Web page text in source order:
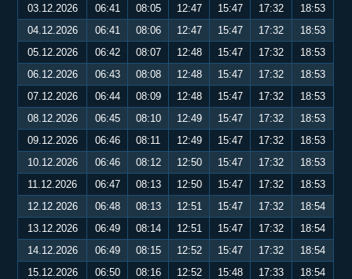
03.12.2026
06:41 08:05 12:47 15:47 17:32
18:53
04.12.2026
06:41 08:06 12:47 15:47 17:32
18:53
05.12.2026
06:42 08:07 12:48 15:47 17:32
18:53
06.12.2026
06:43 08:08 12:48 15:47 17:32
18:53
07.12.2026
06:44 08:09 12:48 15:47 17:32
18:53
08.12.2026
06:45 08:10 12:49 15:47 17:32
18:53
09.12.2026
06:46 08:11 12:49 15:47 17:32
18:53
10.12.2026
06:46 08:12 12:50 15:47 17:32
18:53
11.12.2026
06:47 08:13 12:50 15:47 17:32
18:53
12.12.2026
06:48 08:13 12:51 15:47 17:32
18:54
13.12.2026
06:49 08:14 12:51 15:47 17:32
18:54
14.12.2026
06:49 08:15 12:52 15:47 17:32
18:54
15.12.2026
06:50 08:16 12:52 15:48 17:33
18:54